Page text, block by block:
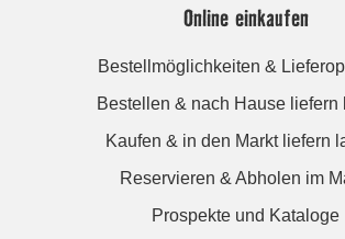
Online einkaufen
Bestellmöglichkeiten &
Bestellen & nach Hause liefern
Kaufen & in den Markt liefern
Reservieren & Abholen im
Prospekte und Kataloge